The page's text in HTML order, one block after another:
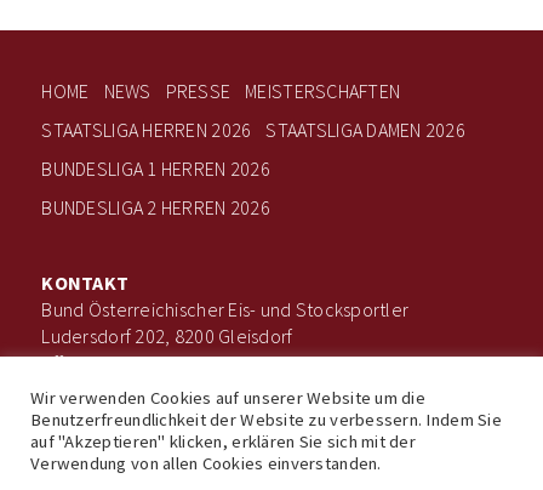
HOME NEWS PRESSE
MEISTERSCHAFTEN
STAATSLIGA HERREN 2026
STAATSLIGA DAMEN 2026
BUNDESLIGA 1 HERREN 2026
BUNDESLIGA 2 HERREN 2026
KONTAKT
Bund Österreichischer Eis- und Stocksportler
Ludersdorf 202, 8200 Gleisdorf
office@boee.at
+43 660 506 7203
Impressum Datenschutz
Wir verwenden Cookies auf unserer Website um die
Benutzerfreundlichkeit der Website zu verbessern. Indem Sie
auf "Akzeptieren" klicken, erklären Sie sich mit der
Verwendung von allen Cookies einverstanden.